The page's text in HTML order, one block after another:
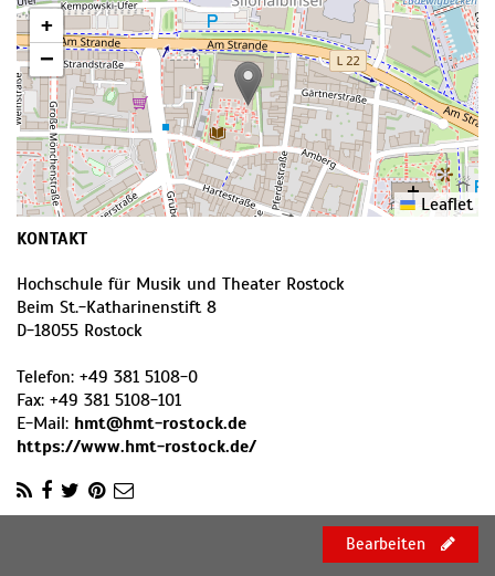
+
−
Leaflet
KONTAKT
Hochschule für Musik und Theater Rostock
Beim St.-Katharinenstift 8
D-18055 Rostock
Telefon: +49 381 5108-0
Fax: +49 381 5108-101
E-Mail: hmt@hmt-rostock.de
https://www.hmt-rostock.de/
Bearbeiten